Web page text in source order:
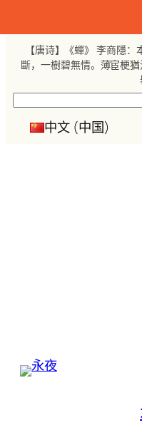
至
【唐诗】《蟬》 李商隱
斷，一樹碧無情。薄宦梗
中文 (中国)